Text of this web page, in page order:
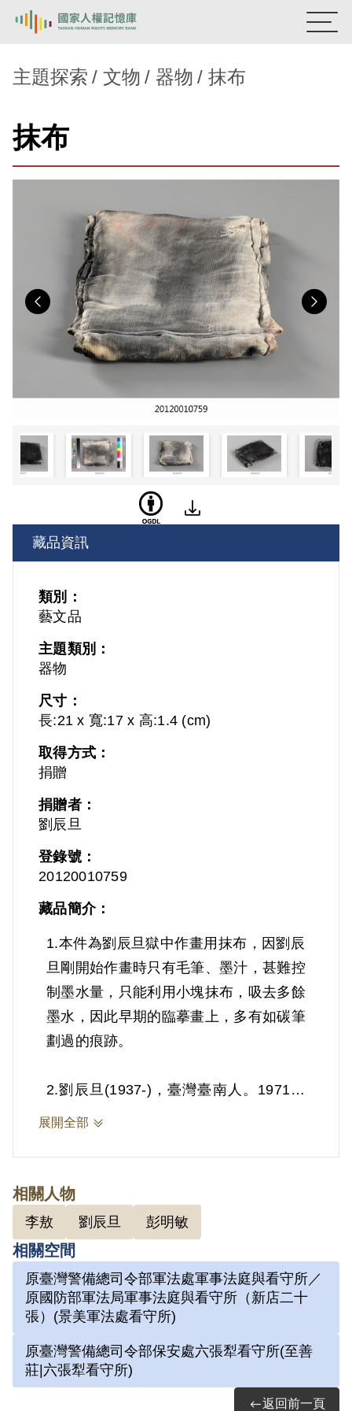
新生訓導處
主題探索
意見信箱
主題探索 文物 器物 抹布
抹布
Previous
藏品資訊
類別：
藝文品
主題類別：
器物
尺寸：
長:21 x 寬:17 x 高:1.4 (cm)
取得方式：
捐贈
捐贈者：
劉辰旦
登錄號：
20120010759
藏品簡介：
1.本件為劉辰旦獄中作畫用抹布，因劉辰
旦剛開始作畫時只有毛筆、墨汁，甚難控
制墨水量，只能利用小塊抹布，吸去多餘
墨水，因此早期的臨摹畫上，多有如碳筆
劃過的痕跡。
2.劉辰旦(1937-)，臺灣臺南人。1971年
因涉「彭明敏案」、「臺南美國新聞處爆
屏東營業所管理員；被捕後拘禁於警備總
司令部保安總處地下室及六張犁看守所進
行偵訊長達近一年。1972年移送景美軍
法處看守所，判決結果處以15年有期徒
刑。服刑期間因美術老師婉拒函授，決意
自學繪畫及書法。每日早晚以牢房廁所門
板為桌，開始獄中書畫生涯。獄中囚禁於
個面構築出一塊個人場域，乃自稱「六大
山人」。1975年經上訴及國際特赦組織
關切，覆判結果為有期徒刑8年6個月，
展開全部
相關人物
李敖 劉辰旦 彭明敏
相關空間
原臺灣警備總司令部軍法處軍事法庭與看守所／
原國防部軍法局軍事法庭與看守所（新店二十
張）(景美軍法處看守所)
原臺灣警備總司令部保安處六張犁看守所(至善
莊|六張犁看守所)
返回前一頁